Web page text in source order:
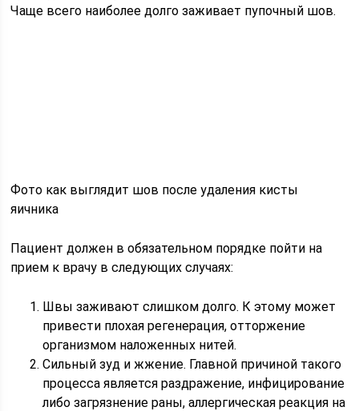
Чаще всего наиболее долго заживает пупочный шов.
Фото как выглядит шов после удаления кисты
яичника
Пациент должен в обязательном порядке пойти на
прием к врачу в следующих случаях:
Швы заживают слишком долго. К этому может
привести плохая регенерация, отторжение
организмом наложенных нитей.
Сильный зуд и жжение. Главной причиной такого
процесса является раздражение, инфицирование
либо загрязнение раны, аллергическая реакция на